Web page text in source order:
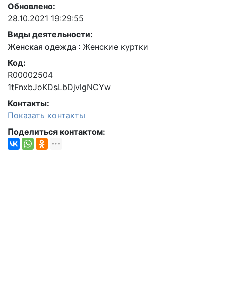
Обновлено:
28.10.2021 19:29:55
Виды деятельности:
Женская одежда : Женские куртки
Код:
R00002504
1tFnxbJoKDsLbDjvlgNCYw
Контакты:
Показать контакты
Поделиться контактом: